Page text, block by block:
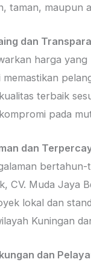
taman, maupun
dan
harga
memastikan
terbaik
pada
dan
bertahun-
CV. Muda Jaya
lokal dan
Kuningan
dan